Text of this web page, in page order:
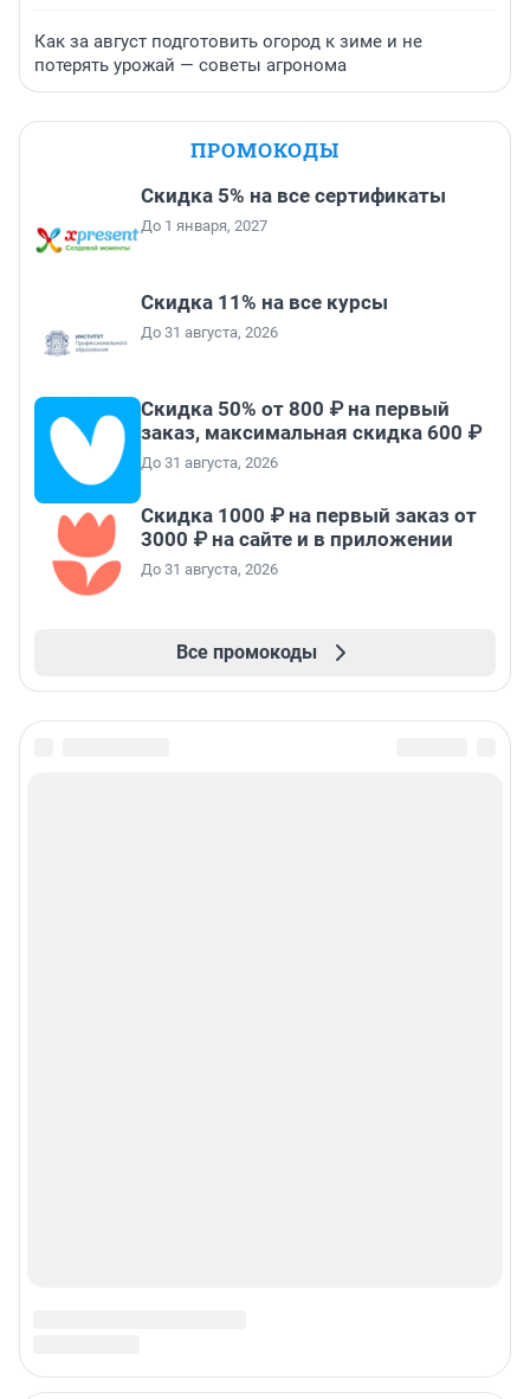
Как за август подготовить огород к зиме и не
потерять урожай — советы агронома
ПРОМОКОДЫ
Скидка 5% на все сертификаты
До 1 января, 2027
Скидка 11% на все курсы
До 31 августа, 2026
Скидка 50% от 800 ₽ на первый
заказ, максимальная скидка 600 ₽
До 31 августа, 2026
Скидка 1000 ₽ на первый заказ от
3000 ₽ на сайте и в приложении
До 31 августа, 2026
Все промокоды